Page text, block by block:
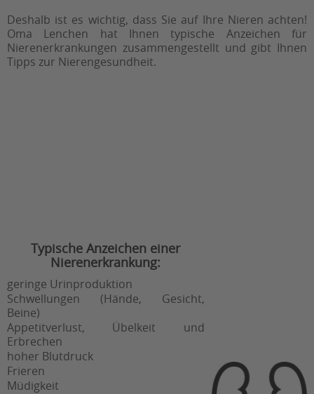
Deshalb ist es wichtig, dass Sie auf Ihre Nieren achten!
Oma Lenchen hat Ihnen typische Anzeichen für
Nierenerkrankungen zusammengestellt und gibt Ihnen
Tipps zur Nierengesundheit.
Typische Anzeichen einer
Nierenerkrankung:
geringe Urinproduktion
Schwellungen (Hände, Gesicht,
Beine)
Appetitverlust, Übelkeit und
Erbrechen
hoher Blutdruck
Frieren
Müdigkeit